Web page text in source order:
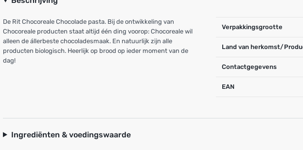
De Rit Chocoreale Chocolade pasta. Bij de ontwikkeling van
Chocoreale producten staat altijd één ding voorop: Chocoreale wil
alleen de állerbeste chocoladesmaak. En natuurlijk zijn alle
producten biologisch. Heerlijk op brood op ieder moment van de
dag!
Verpakkingsgrootte
Land van herkomst/
Contactgegevens
EAN
Ingrediënten & voedingswaarde